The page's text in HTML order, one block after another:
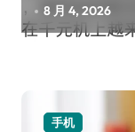
8 月 4, 2026
手机